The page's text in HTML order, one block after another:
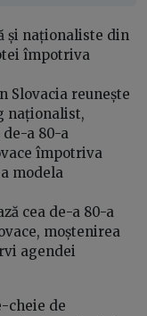
și naționaliste din
împotriva
Slovacia reunește
naționalist,
a 80-a
împotriva
modela
cea de-a 80-a
moștenirea
agendei
cheie de